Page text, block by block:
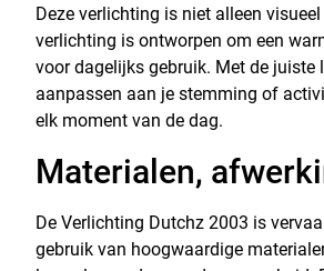
Deze verlichting is niet alleen
verlichting is ontworpen om een
voor dagelijks gebruik. Met de
aanpassen aan je stemming of
elk moment van de dag.
Materialen,
De Verlichting Dutchz 2003 is
gebruik van hoogwaardige